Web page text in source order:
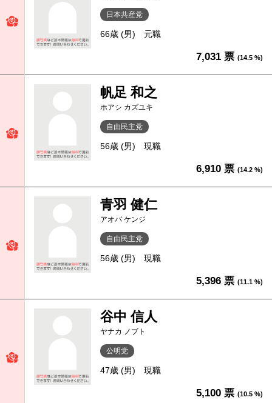
日本共産党
66歳 (男) 元職
7,031 票 (14.5 %)
帆足 和之
ホアシ カズユキ
自由民主党
56歳 (男) 現職
6,910 票 (14.2 %)
青羽 健仁
アオバ ケンジ
自由民主党
56歳 (男) 現職
5,396 票 (11.1 %)
谷中 信人
ヤナカ ノブト
公明党
47歳 (男) 現職
5,100 票 (10.5 %)